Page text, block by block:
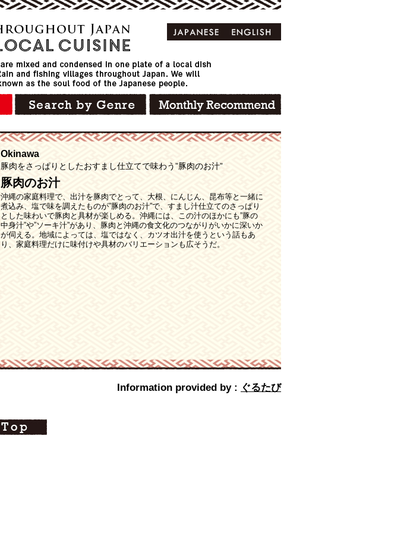
Okinawa
豚肉をさっぱりとしたおすまし仕立てで味わう”豚肉のお汁”
豚肉のお汁
沖縄の家庭料理で、出汁を豚肉でとって、大根、にんじん、昆布等と一緒に
煮込み、塩で味を調えたものが”豚肉のお汁”で、すまし汁仕立てのさっぱり
とした味わいで豚肉と具材が楽しめる。沖縄には、この汁のほかにも”豚の
中身汁”や”ソーキ汁”があり、豚肉と沖縄の食文化のつながりがいかに深いか
が伺える。地域によっては、塩ではなく、カツオ出汁を使うという話もあ
り、家庭料理だけに味付けや具材のバリエーションも広そうだ。
Information provided by : ぐるたび